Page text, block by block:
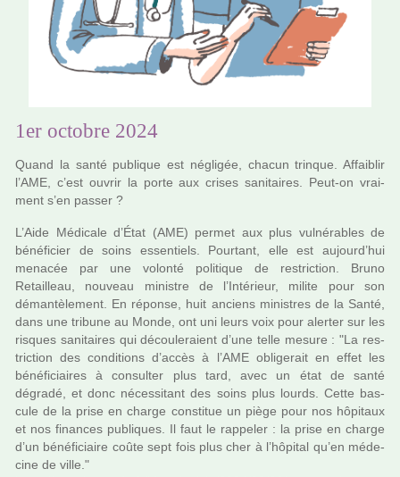
1er octobre 2024
Quand la santé publi­que est négli­gée, chacun trin­que. Affaiblir
l’AME, c’est ouvrir la porte aux crises sani­tai­res. Peut-on vrai­
ment s’en passer ?
L’Aide Médicale d’État (AME) permet aux plus vul­né­ra­bles de
béné­fi­cier de soins essen­tiels. Pourtant, elle est aujourd’hui
mena­cée par une volonté poli­ti­que de res­tric­tion. Bruno
Retailleau, nou­veau minis­tre de l’Intérieur, milite pour son
déman­tè­le­ment. En réponse, huit anciens minis­tres de la Santé,
dans une tri­bune au Monde, ont uni leurs voix pour aler­ter sur les
ris­ques sani­tai­res qui décou­le­raient d’une telle mesure : "La res­
tric­tion des condi­tions d’accès à l’AME obli­ge­rait en effet les
béné­fi­ciai­res à consul­ter plus tard, avec un état de santé
dégradé, et donc néces­si­tant des soins plus lourds. Cette bas­
cule de la prise en charge cons­ti­tue un piège pour nos hôpi­taux
et nos finan­ces publi­ques. Il faut le rap­pe­ler : la prise en charge
d’un béné­fi­ciaire coûte sept fois plus cher à l’hôpi­tal qu’en méde­
cine de ville."